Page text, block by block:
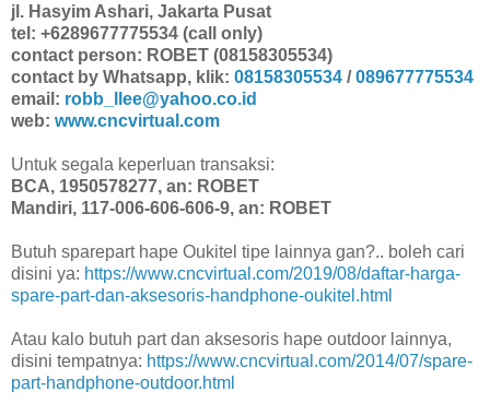
jl. Hasyim Ashari, Jakarta Pusat
tel: +6289677775534 (call only)
contact person: ROBET (08158305534)
contact by Whatsapp, klik: 08158305534 /089677775534
email: robb_llee@yahoo.co.id
web: www.cncvirtual.com
Untuk segala keperluan transaksi:
BCA, 1950578277, an: ROBET
Mandiri, 117-006-606-606-9, an: ROBET
Butuh sparepart hape Oukitel tipe lainnya gan?.. boleh cari
disini ya: https://www.cncvirtual.com/2019/08/daftar-harga-
spare-part-dan-aksesoris-handphone-oukitel.html
Atau kalo butuh part dan aksesoris hape outdoor lainnya,
disini tempatnya: https://www.cncvirtual.com/2014/07/spare-
part-handphone-outdoor.html